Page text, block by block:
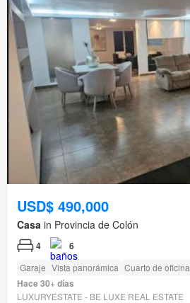
USD$ 490,000
Casa in Provincia de Colón
4 6
Garaje Vista panorámica Cuarto de oficina
Hace 30+ días
LUXURYESTATE - BE LUXE REAL ESTATE